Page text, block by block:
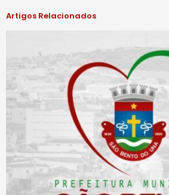
Artigos Relacionados